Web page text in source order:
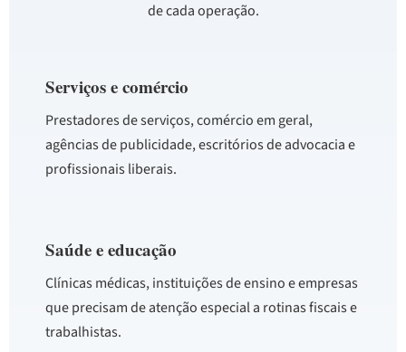
de cada operação.
Serviços e comércio
Prestadores de serviços, comércio em geral,
agências de publicidade, escritórios de advocacia e
profissionais liberais.
Saúde e educação
Clínicas médicas, instituições de ensino e empresas
que precisam de atenção especial a rotinas fiscais e
trabalhistas.